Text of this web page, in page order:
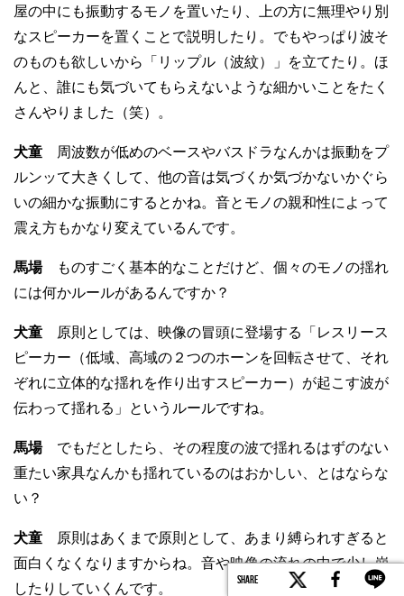
SHARE
屋の中にも振動するモノを置いたり、上の方に無理やり別
なスピーカーを置くことで説明したり。でもやっぱり波そ
のものも欲しいから「リップル（波紋）」を立てたり。ほ
んと、誰にも気づいてもらえないような細かいことをたく
さんやりました（笑）。
犬童 周波数が低めのベースやバスドラなんかは振動をプ
ルンッて大きくして、他の音は気づくか気づかないかぐら
いの細かな振動にするとかね。音とモノの親和性によって
震え方もかなり変えているんです。
馬場ものすごく基本的なことだけど、個々のモノの揺れ
には何かルールがあるんですか？
犬童 原則としては、映像の冒頭に登場する「レスリース
ピーカー（低域、高域の２つのホーンを回転させて、それ
ぞれに立体的な揺れを作り出すスピーカー）が起こす波が
伝わって揺れる」というルールですね。
馬場でもだとしたら、その程度の波で揺れるはずのない
重たい家具なんかも揺れているのはおかしい、とはならな
い？
犬童 原則はあくまで原則として、あまり縛られすぎると
面白くなくなりますからね。音や映像の流れの中で少し崩
したりしていくんです。